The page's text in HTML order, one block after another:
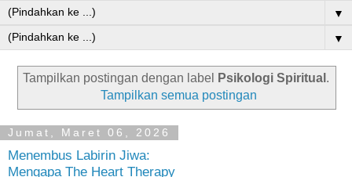
▼
▼
Tampilkan postingan dengan label Psikologi Spiritual .
Tampilkan semua postingan
Jumat, Maret 06, 2026
Menembus Labirin Jiwa:
Mengapa The Heart Therapy